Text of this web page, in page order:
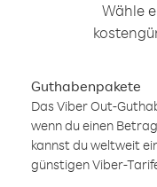
Wähle
Guthabenpakete
Das Viber Out-
wenn du einen
kannst du weltweit
günstigen Viber-